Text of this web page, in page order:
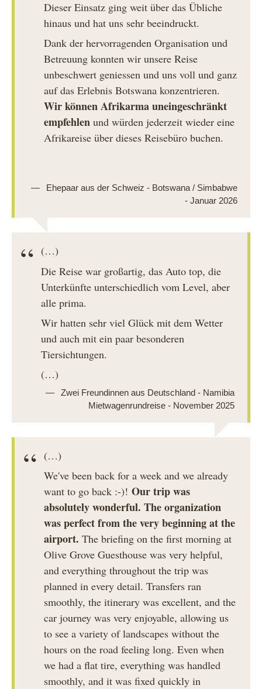
Dieser Einsatz ging weit über das Übliche
hinaus und hat uns sehr beeindruckt.
Dank der hervorragenden Organisation und
Betreuung konnten wir unsere Reise
unbeschwert geniessen und uns voll und ganz
auf das Erlebnis Botswana konzentrieren.
Wir können Afrikarma uneingeschränkt
empfehlen und würden jederzeit wieder eine
Afrikareise über dieses Reisebüro buchen.
Ehepaar aus der Schweiz - Botswana / Simbabwe
- Januar 2026
(…)
Die Reise war großartig, das Auto top, die
Unterkünfte unterschiedlich vom Level, aber
alle prima.
Wir hatten sehr viel Glück mit dem Wetter
und auch mit ein paar besonderen
Tiersichtungen.
(…)
Zwei Freundinnen aus Deutschland - Namibia
Mietwagenrundreise - November 2025
(…)
We've been back for a week and we already
want to go back :-)!Our trip was
absolutely wonderful. The organization
was perfect from the very beginning at the
airport. The briefing on the first morning at
Olive Grove Guesthouse was very helpful,
and everything throughout the trip was
planned in every detail. Transfers ran
smoothly, the itinerary was excellent, and the
car journey was very enjoyable, allowing us
to see a variety of landscapes without the
hours on the road feeling long. Even when
we had a flat tire, everything was handled
smoothly, and it was fixed quickly in